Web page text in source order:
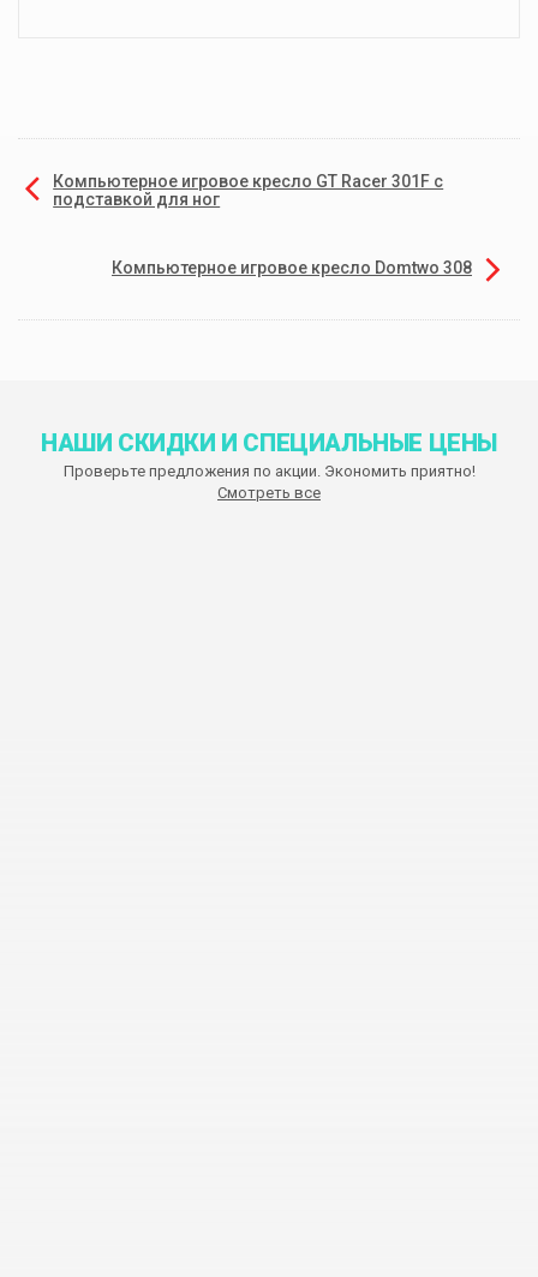
Компьютерное игровое кресло GT Racer 301F с
подставкой для ног
Компьютерное игровое кресло Domtwo 308
НАШИ СКИДКИ И СПЕЦИАЛЬНЫЕ ЦЕНЫ
Проверьте предложения по акции. Экономить приятно!
Смотреть все